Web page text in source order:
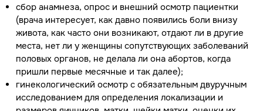
сбор анамнеза, опрос и внешний осмотр пациентки
(врача интересует, как давно появились боли внизу
живота, как часто они возникают, отдают ли в другие
места, нет ли у женщины сопутствующих заболеваний
половых органов, не делала ли она абортов, когда
пришли первые месячные и так далее);
гинекологический осмотр с обязательным двуручным
исследованием для определения локализации и